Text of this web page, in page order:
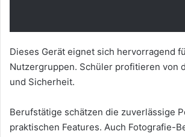
Dieses Gerät eignet sich hervorragend
Nutzergruppen. Schüler profitieren von
und Sicherheit.
Berufstätige schätzen die zuverlässige
praktischen Features. Auch Fotografie-